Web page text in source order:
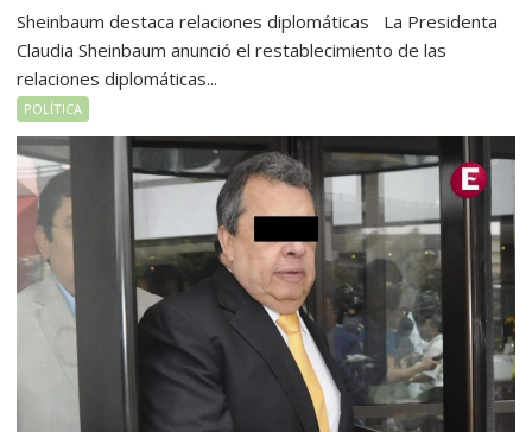
Sheinbaum destaca relaciones diplomáticas La Presidenta
Claudia Sheinbaum anunció el restablecimiento de las
relaciones diplomáticas...
POLÍTICA